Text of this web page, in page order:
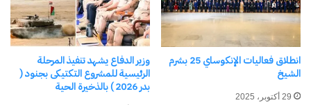
نسخ الرابط
انطلاق فعاليات الإنكوساي 25 بشرم
الشيخ
29 أكتوبر، 2025
وزير الدفاع يشهد تنفيذ المرحلة
الرئيسية للمشروع التكتيكى بجنود (
بدر 2026 ) بالذخيرة الحية